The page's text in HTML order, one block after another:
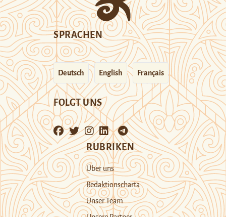
SPRACHEN
Deutsch English Français
FOLGT UNS
RUBRIKEN
Über uns
Redaktionscharta
Unser Team